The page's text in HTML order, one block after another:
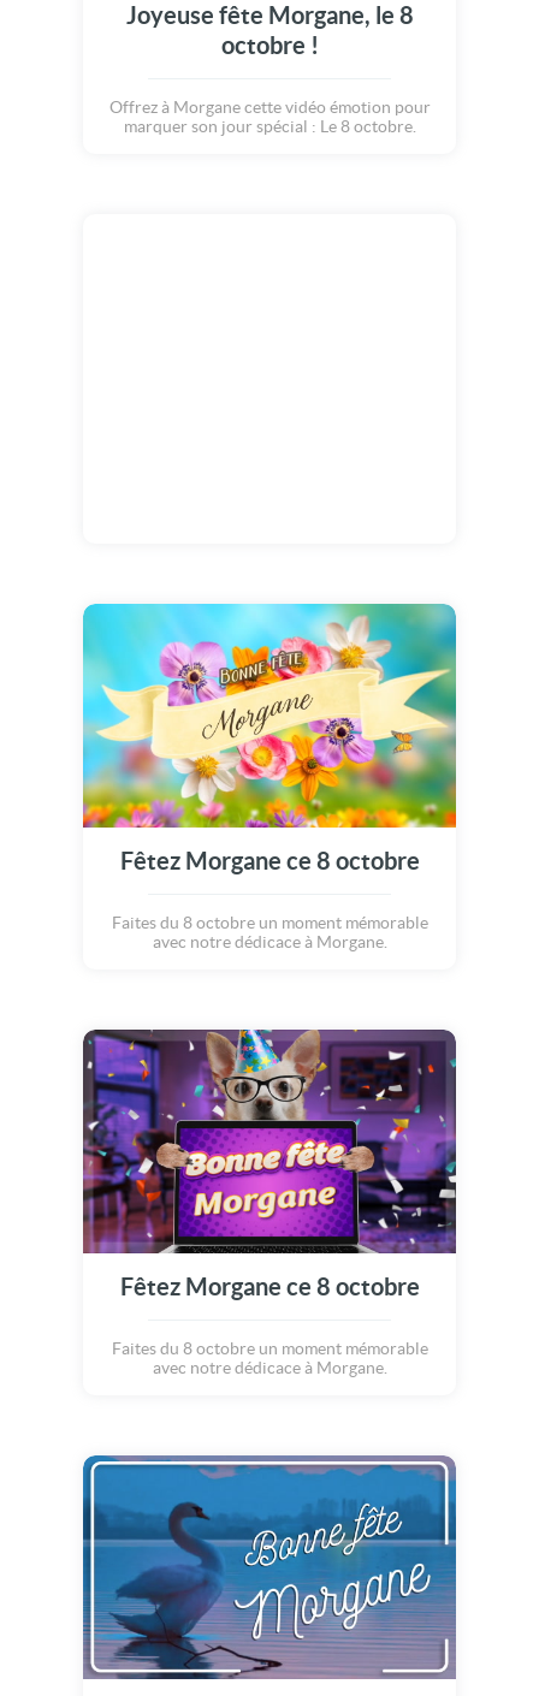
Joyeuse fête Morgane, le 8
octobre !
Offrez à Morgane cette vidéo émotion pour
marquer son jour spécial : Le 8 octobre.
Fêtez Morgane ce 8 octobre
Faites du 8 octobre un moment mémorable
avec notre dédicace à Morgane.
Fêtez Morgane ce 8 octobre
Faites du 8 octobre un moment mémorable
avec notre dédicace à Morgane.